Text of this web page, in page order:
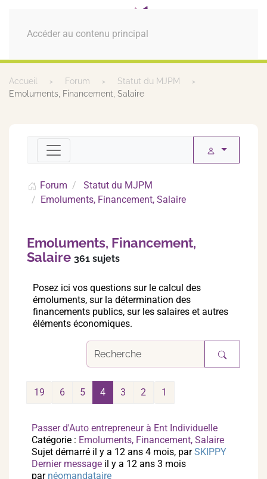
Accéder au contenu principal
MENU
Accueil Forum
Statut du MJPM
Emoluments, Financement, Salaire
Forum
Statut du MJPM
Emoluments, Financement, Salaire
Emoluments, Financement,
Salaire 361 sujets
Posez ici vos questions sur le calcul des
émoluments, sur la détermination des
financements publics, sur les salaires et autres
éléments économiques.
1
2
3
4
5
6
19
Passer d'Auto entrepreneur à Ent Individuelle
Catégorie : Emoluments, Financement, Salaire
Sujet démarré il y a 12 ans 4 mois, parSKIPPY
Dernier message il y a 12 ans 3 mois
par néomandataire